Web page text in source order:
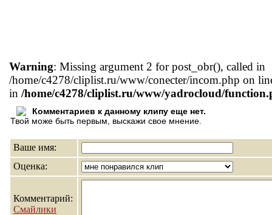
Warning: Missing argument 2 for post_obr(), called in
/home/c4278/cliplist.ru/www/conecter/incom.php on
in /home/c4278/cliplist.ru/www/yadrocloud/
Комментариев к данному клипу еще нет.
Твой може быть первым, выскажи свое мнение.
Ваше имя:
Оценка:
Комментарий:
Смайлики